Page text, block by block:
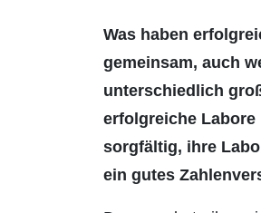
Was haben
gemeinsam, auch
unterschiedlich
erfolgreiche Labore
sorgfältig, ihre
ein gutes